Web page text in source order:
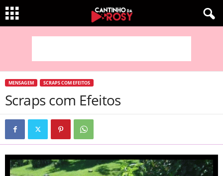
MENSAGEM SCRAPS COM EFEITOS
Scraps com Efeitos